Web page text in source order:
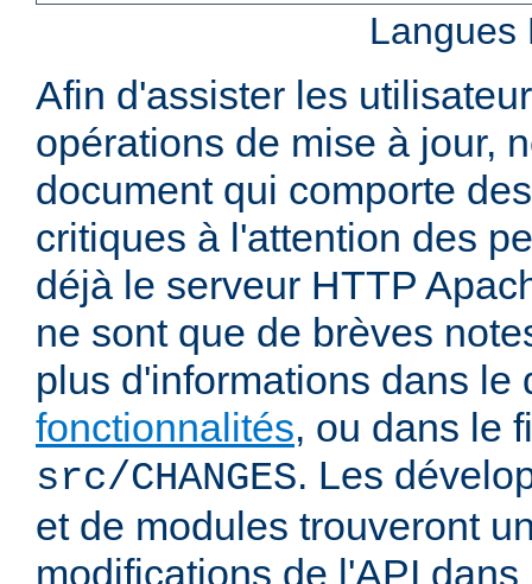
Afin d'assister les
opérations de mise à jour,
document qui comporte
critiques à l'attention des
déjà le serveur HTTP
ne sont que de brèves
plus d'informations dans
fonctionnalités, ou dans le
src/CHANGES. Les
et de modules trouveront
modifications de l'API